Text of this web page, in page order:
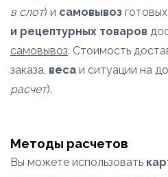
в слот) и самовывоз
и рецептурных товаров
самовывоз. Стоимость
заказа, веса и ситуации на
расчет).
Методы расчетов
Вы можете использовать